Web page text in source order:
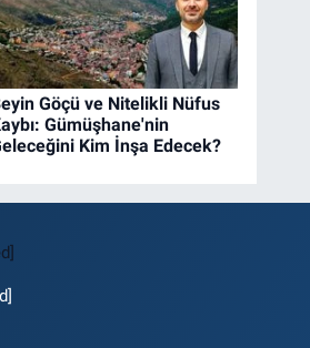
Göçü ve Nitelikli Nüfus
Gümüşhane'nin
Kim İnşa Edecek?